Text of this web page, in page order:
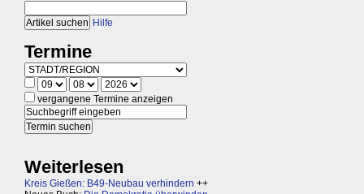
Hilfe
Termine
vergangene Termine anzeigen
Weiterlesen
Kreis Gießen: B49-Neubau verhindern ++